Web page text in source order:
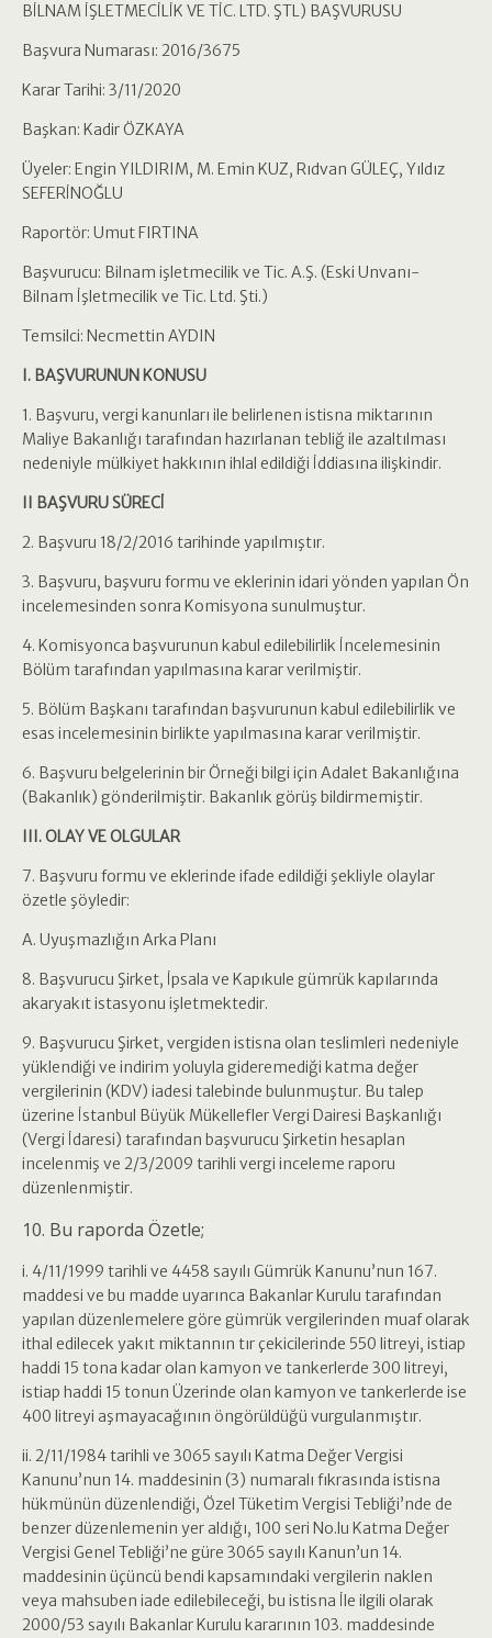
BİLNAM İŞLETMECİLİK VE TİC. LTD. ŞTL) BAŞVURUSU
Başvura Numarası: 2016/3675
Karar Tarihi: 3/11/2020
Başkan: Kadir ÖZKAYA
Üyeler: Engin YILDIRIM, M. Emin KUZ, Rıdvan GÜLEÇ, Yıldız
SEFERİNOĞLU
Raportör: Umut FIRTINA
Başvurucu: Bilnam işletmecilik ve Tic. A.Ş. (Eski Unvanı-
Bilnam İşletmecilik ve Tic. Ltd. Şti.)
Temsilci: Necmettin AYDIN
I. BAŞVURUNUN KONUSU
1. Başvuru, vergi kanunları ile belirlenen istisna miktarının
Maliye Bakanlığı tarafından hazırlanan tebliğ ile azaltılması
nedeniyle mülkiyet hakkının ihlal edildiği İddiasına ilişkindir.
II BAŞVURU SÜRECİ
2. Başvuru 18/2/2016 tarihinde yapılmıştır.
3. Başvuru, başvuru formu ve eklerinin idari yönden yapılan Ön
incelemesinden sonra Komisyona sunulmuştur.
4. Komisyonca başvurunun kabul edilebilirlik İncelemesinin
Bölüm tarafından yapılmasına karar verilmiştir.
5. Bölüm Başkanı tarafından başvurunun kabul edilebilirlik ve
esas incelemesinin birlikte yapılmasına karar verilmiştir.
6. Başvuru belgelerinin bir Örneği bilgi için Adalet Bakanlığına
(Bakanlık) gönderilmiştir. Bakanlık görüş bildirmemiştir.
III. OLAY VE OLGULAR
7. Başvuru formu ve eklerinde ifade edildiği şekliyle olaylar
özetle şöyledir:
A. Uyuşmazlığın Arka Planı
8. Başvurucu Şirket, İpsala ve Kapıkule gümrük kapılarında
akaryakıt istasyonu işletmektedir.
9. Başvurucu Şirket, vergiden istisna olan teslimleri nedeniyle
yüklendiği ve indirim yoluyla gideremediği katma değer
vergilerinin (KDV) iadesi talebinde bulunmuştur. Bu talep
üzerine İstanbul Büyük Mükellefler Vergi Dairesi Başkanlığı
(Vergi İdaresi) tarafından başvurucu Şirketin hesaplan
incelenmiş ve 2/3/2009 tarihli vergi inceleme raporu
düzenlenmiştir.
10. Bu raporda Özetle;
i. 4/11/1999 tarihli ve 4458 sayılı Gümrük Kanunu’nun 167.
maddesi ve bu madde uyarınca Bakanlar Kurulu tarafından
yapılan düzenlemelere göre gümrük vergilerinden muaf olarak
ithal edilecek yakıt miktannın tır çekicilerinde 550 litreyi, istiap
haddi 15 tona kadar olan kamyon ve tankerlerde 300 litreyi,
istiap haddi 15 tonun Üzerinde olan kamyon ve tankerlerde ise
400 litreyi aşmayacağının öngörüldüğü vurgulanmıştır.
ii. 2/11/1984 tarihli ve 3065 sayılı Katma Değer Vergisi
Kanunu’nun 14. maddesinin (3) numaralı fıkrasında istisna
hükmünün düzenlendiği, Özel Tüketim Vergisi Tebliği’nde de
benzer düzenlemenin yer aldığı, 100 seri No.lu Katma Değer
Vergisi Genel Tebliği’ne güre 3065 sayılı Kanun’un 14.
maddesinin üçüncü bendi kapsamındaki vergilerin naklen
veya mahsuben iade edilebileceği, bu istisna İle ilgili olarak
2000/53 sayılı Bakanlar Kurulu kararının 103. maddesinde